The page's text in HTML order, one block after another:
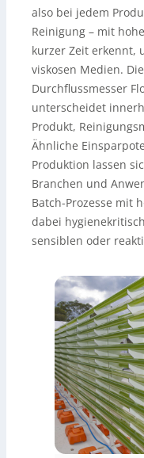
also bei jedem
Reinigung – mit
kurzer Zeit erkennt,
viskosen Medien.
Durchflussmesser
unterscheidet
Produkt,
Ähnliche
Produktion lassen
Branchen und
Batch-Prozesse mit
dabei
sensiblen oder